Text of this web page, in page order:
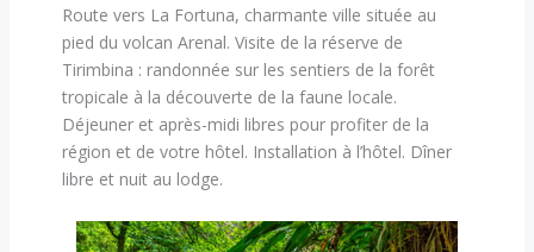
Route vers La Fortuna, charmante ville située au
pied du volcan Arenal. Visite de la réserve de
Tirimbina : randonnée sur les sentiers de la forêt
tropicale à la découverte de la faune locale.
Déjeuner et après-midi libres pour profiter de la
région et de votre hôtel. Installation à l’hôtel. Dîner
libre et nuit au lodge.